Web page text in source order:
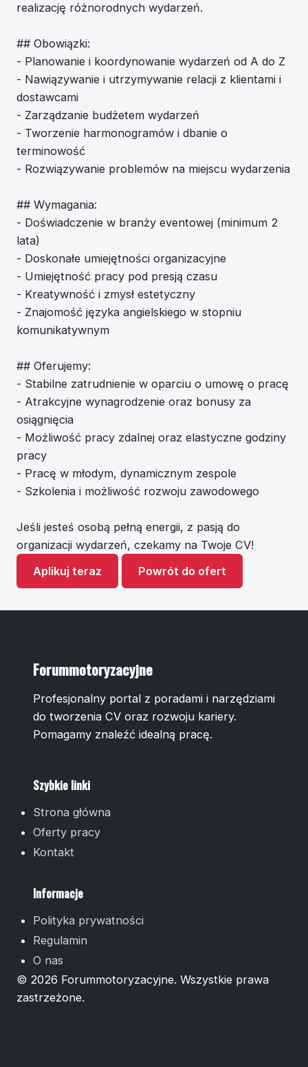
realizację różnorodnych wydarzeń.
## Obowiązki:
- Planowanie i koordynowanie wydarzeń od A do Z
- Nawiązywanie i utrzymywanie relacji z klientami i
dostawcami
- Zarządzanie budżetem wydarzeń
- Tworzenie harmonogramów i dbanie o
terminowość
- Rozwiązywanie problemów na miejscu wydarzenia
## Wymagania:
- Doświadczenie w branży eventowej (minimum 2
lata)
- Doskonałe umiejętności organizacyjne
- Umiejętność pracy pod presją czasu
- Kreatywność i zmysł estetyczny
- Znajomość języka angielskiego w stopniu
komunikatywnym
## Oferujemy:
- Stabilne zatrudnienie w oparciu o umowę o pracę
- Atrakcyjne wynagrodzenie oraz bonusy za
osiągnięcia
- Możliwość pracy zdalnej oraz elastyczne godziny
pracy
- Pracę w młodym, dynamicznym zespole
- Szkolenia i możliwość rozwoju zawodowego
Jeśli jesteś osobą pełną energii, z pasją do
organizacji wydarzeń, czekamy na Twoje CV!
Aplikuj teraz
Powrót do ofert
Forummotoryzacyjne
Profesjonalny portal z poradami i narzędziami
do tworzenia CV oraz rozwoju kariery.
Pomagamy znaleźć idealną pracę.
Szybkie linki
Strona główna
Oferty pracy
Kontakt
Informacje
Polityka prywatności
Regulamin
O nas
© 2026 Forummotoryzacyjne. Wszystkie prawa
zastrzeżone.